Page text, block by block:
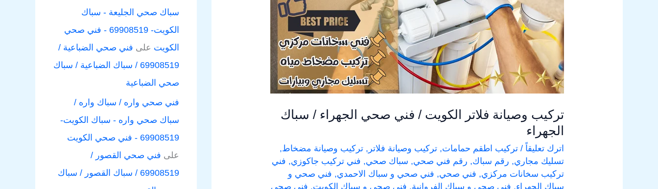
تركيب وصيانة فلاتر الكويت / فني صحي الجهراء / سباك
الجهراء
اترك تعليقاً /تركيب اطقم حمامات,تركيب وصيانة فلاتر ,تركيب وصيانة مضخاط,
تسليك مجاري, رقم سباك, رقم فني صحي, سباك صحي, فني تركيب جاكوزي, فني
تركيب سخانات مركزي, فني صحي, فني صحي و سباك الاحمدي, فني صحي و
سباك الجهراء, فني صحي و سباك الفروانية, فني صحي و سباك الكويت, فني صحي
/
سباك
الجهراء
سباك صحي الجليعة - سباك
الكويت- 69908519 - فني صحي
الكويت على فني صحي الضباعية /
69908519 / سباك الضباعية / سباك
صحي الضباعية
فني صحي واره / سباك واره /
سباك صحي واره - سباك الكويت-
69908519 - فني صحي الكويت
على فني صحي القصور /
69908519 / سباك القصور / سباك